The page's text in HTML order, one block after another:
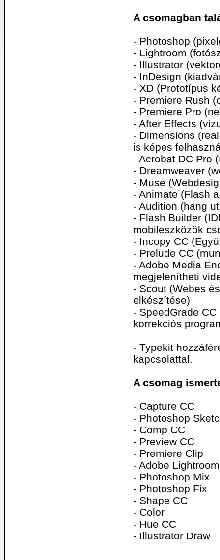
A csomagban
- Photoshop
- Lightroom
- Illustrator
- InDesign
- XD (Prototípus
- Premiere Rush
- Premiere Pro
- After Effects
- Dimensions
is képes
- Acrobat DC Pro
- Dreamweaver
- Muse
- Animate (Flash
- Audition (hang
- Flash Builder
mobileszközök
- Incopy CC
- Prelude CC
- Adobe Media
megjelenítheti
- Scout (Webes
elkészítése)
- SpeedGrade
korrekciós
- Typekit
kapcsolattal.
A csomag
- Capture CC
- Photoshop
- Comp CC
- Preview CC
- Premiere Clip
- Adobe
- Photoshop Mix
- Photoshop Fix
- Shape CC
- Color
- Hue CC
- Illustrator Draw